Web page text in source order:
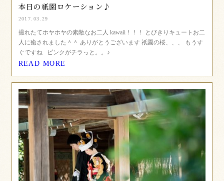
本日の祇園ロケーション♪
2017.03.29
撮れたてホヤホヤの素敵なお二人 kawaii！！！ とびきりキュートお二
人に癒されました＾＾ ありがとうございます 祇園の桜、、、 もうす
ぐですね ピンクがチラっと。。♪
READ MORE